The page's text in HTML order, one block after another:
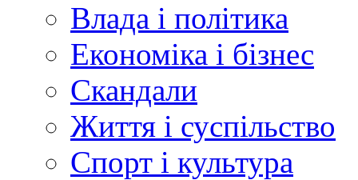
Влада і політика
Економіка і бізнес
Скандали
Життя і суспільство
Спорт і культура